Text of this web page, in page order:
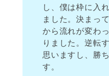
し、僕は枠に入
ました。決まっ
から流れが変わ
りました。逆転
思いますし、勝
す。